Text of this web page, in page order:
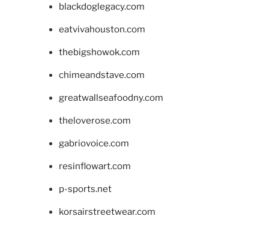
blackdoglegacy.com
eatvivahouston.com
thebigshowok.com
chimeandstave.com
greatwallseafoodny.com
theloverose.com
gabriovoice.com
resinflowart.com
p-sports.net
korsairstreetwear.com